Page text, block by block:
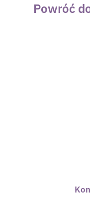
Powróć